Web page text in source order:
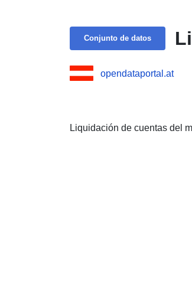
Conjunto de datos
opendataportal.at
Liquidación de cuentas del